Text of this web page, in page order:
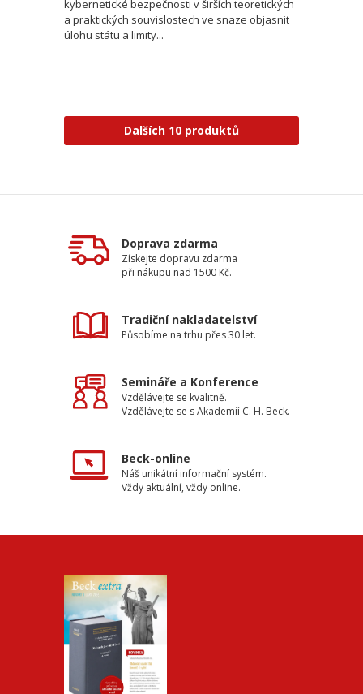
kybernetické bezpečnosti v širších teoretických
a praktických souvislostech ve snaze objasnit
úlohu státu a limity...
Dalších 10 produktů
Doprava zdarma
Získejte dopravu zdarma
při nákupu nad 1500 Kč.
Tradiční nakladatelství
Působíme na trhu přes 30 let.
Semináře a Konference
Vzdělávejte se kvalitně.
Vzdělávejte se s Akademií C. H. Beck.
Beck-online
Náš unikátní informační systém.
Vždy aktuální, vždy online.